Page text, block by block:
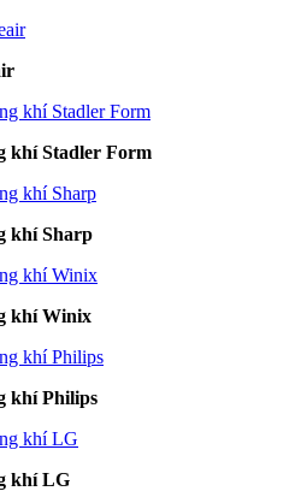
khí Stadler Form
khí Sharp
khí Winix
khí Philips
khí LG